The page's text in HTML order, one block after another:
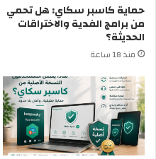
حماية كاسبر سكاي: هل تحمي
من برامج الفدية والاختراقات
الحديثة؟
منذ 18 ساعة